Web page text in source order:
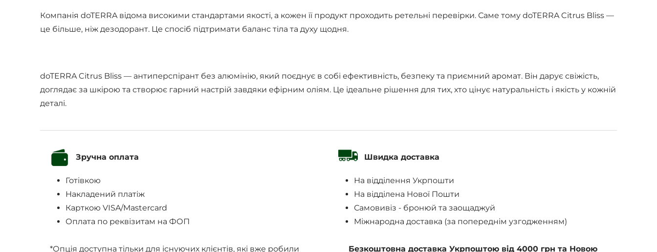
Компанія doTERRA відома високими стандартами якості, а кожен її продукт проходить ретельні перевірки. Саме тому doTERRA Citrus Bliss —
це більше, ніж дезодорант. Це спосіб підтримати баланс тіла та духу щодня.
doTERRA Citrus Bliss — антиперспірант без алюмінію, який поєднує в собі ефективність, безпеку та приємний аромат. Він дарує свіжість,
доглядає за шкірою та створює гарний настрій завдяки ефірним оліям. Це ідеальне рішення для тих, хто цінує натуральність і якість у кожній
деталі.
Зручна оплата
Готівкою
Накладений платіж
Карткою VISA/Mastercard
Оплата по реквізитам на ФОП
*Опція доступна тільки для існуючих клієнтів, які вже робили
Швидка доставка
На відділення Укрпошти
На відділена Нової Пошти
Самовивіз - бронюй та заощаджуй
Міжнародна доставка (за попереднім узгодженням)
Безкоштовна доставка Укрпоштою від 4000 грн та Новою